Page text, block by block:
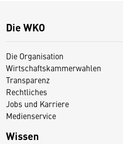
Die WKO
Die Organisation
Wirtschaftskammerwahlen
Transparenz
Rechtliches
Jobs und Karriere
Medienservice
Wissen